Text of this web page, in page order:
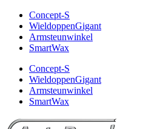
Concept-S
WieldoppenGigant
Armsteunwinkel
SmartWax
Concept-S
WieldoppenGigant
Armsteunwinkel
SmartWax